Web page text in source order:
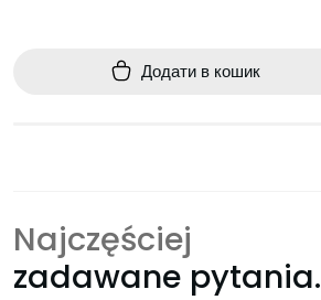
Додати в кошик
Najczęściej
zadawane pytania.